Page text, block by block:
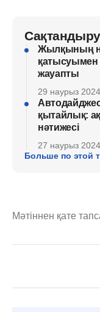
Жылқының
қатысуымен
жауапты
29 наурыз
қытайлық:
нәтижесі
27 наурыз
Больше по этой
Мәтіннен қате